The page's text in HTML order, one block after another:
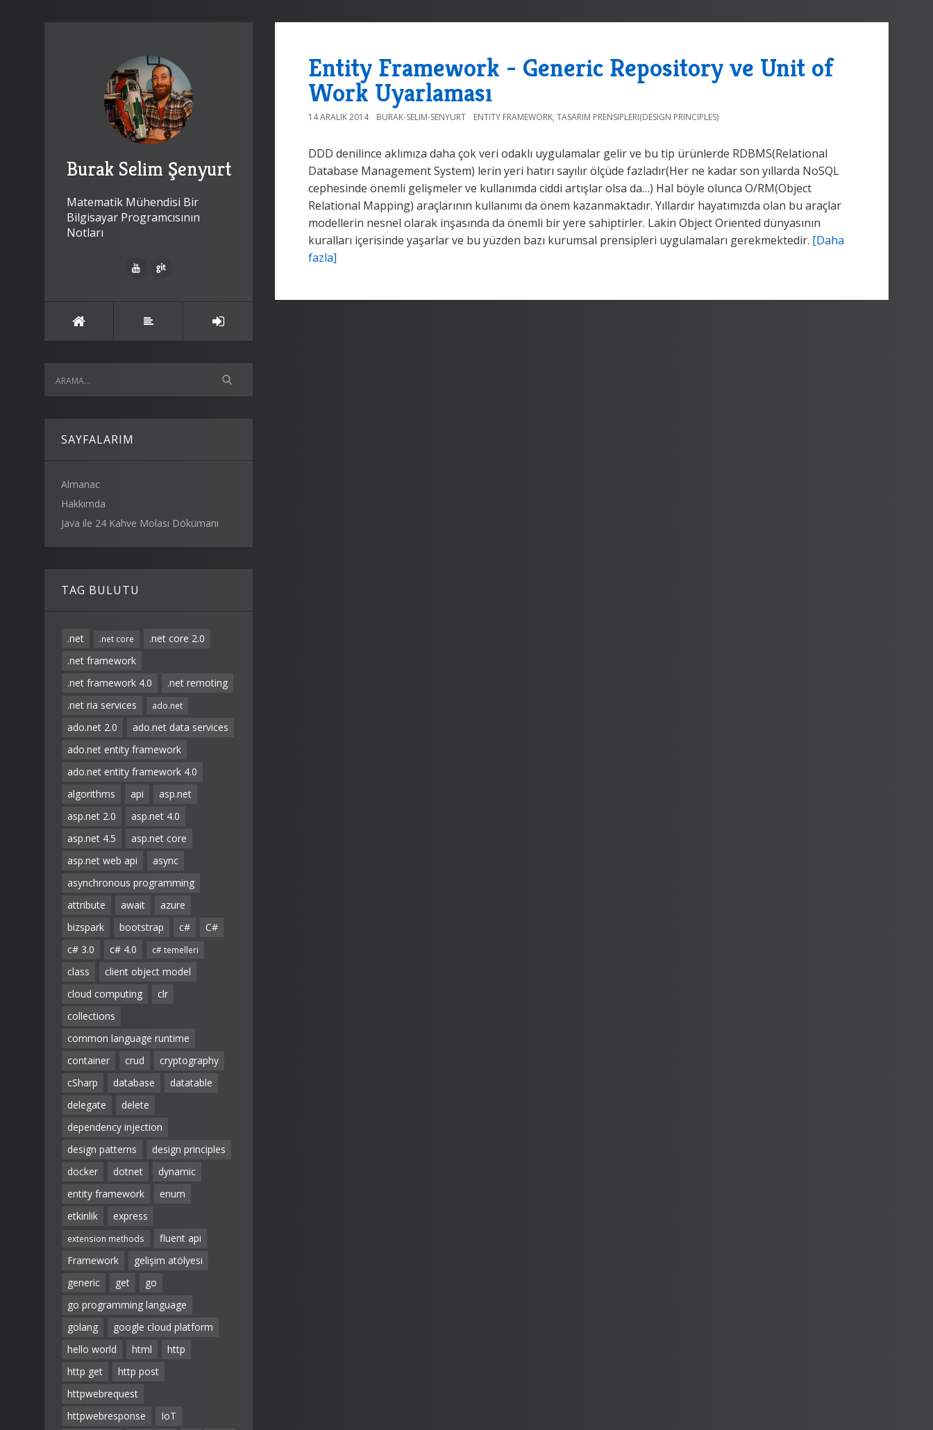
Burak Selim Şenyurt
Matematik Mühendisi Bir
Bilgisayar Programcısının
Notları
SAYFALARIM
Almanac
Hakkımda
Java ile 24 Kahve Molası Dökümanı
TAG BULUTU
.net .net core
.net core 2.0
.net framework
.net framework 4.0
.net remoting
.net ria services
ado.net
ado.net 2.0
ado.net data services
ado.net entity framework
ado.net entity framework 4.0
algorithms
api
asp.net
asp.net 2.0
asp.net 4.0
asp.net 4.5
asp.net core
asp.net web api
async
asynchronous programming
attribute
await
azure
bizspark
bootstrap c#
C#
c# 3.0
c# 4.0 c# temelleri
class
client object model
cloud computing
clr
collections
common language runtime
container
crud
cryptography
cSharp
database
datatable
delegate
delete
dependency injection
design patterns
design principles
docker
dotnet
dynamic
entity framework
enum
etkinlik
express
extension methods
fluent api
Framework
gelişim atölyesi
generic
get
go
go programming language
golang
google cloud platform
hello world
html
http
http get
http post
httpwebrequest
httpwebresponse
IoT
Entity Framework - Generic Repository ve Unit of
Work Uyarlaması
14 ARALIK 2014 BURAK-SELIM-SENYURT ENTITY FRAMEWORK, TASARIM PRENSIPLERI(DESIGN PRINCIPLES)
DDD denilince aklımıza daha çok veri odaklı uygulamalar gelir ve bu tip ürünlerde RDBMS(Relational
Database Management System) lerin yeri hatırı sayılır ölçüde fazladır(Her ne kadar son yıllarda NoSQL
cephesinde önemli gelişmeler ve kullanımda ciddi artışlar olsa da…) Hal böyle olunca O/RM(Object
Relational Mapping) araçlarının kullanımı da önem kazanmaktadır. Yıllardır hayatımızda olan bu araçlar
modellerin nesnel olarak inşasında da önemli bir yere sahiptirler. Lakin Object Oriented dünyasının
kuralları içerisinde yaşarlar ve bu yüzden bazı kurumsal prensipleri uygulamaları gerekmektedir. [Daha
fazla]